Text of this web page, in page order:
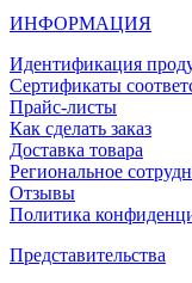
ИНФОРМАЦИЯ
Идентификация
Сертификаты
Прайс-листы
Как сделать заказ
Доставка товара
Региональное
Отзывы
Политика
Представительства